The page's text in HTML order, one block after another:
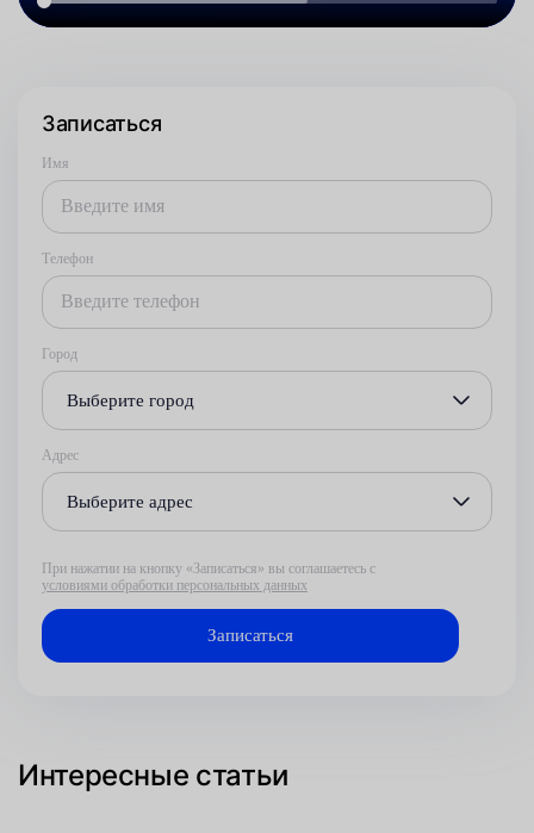
Записаться
Имя
Телефон
Город
Выберите город
Адрес
Выберите адрес
При нажатии на кнопку «Записаться» вы соглашаетесь с
условиями обработки персональных данных
Интересные статьи